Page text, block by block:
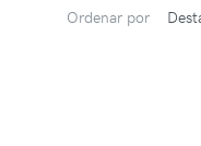
Ordenar por